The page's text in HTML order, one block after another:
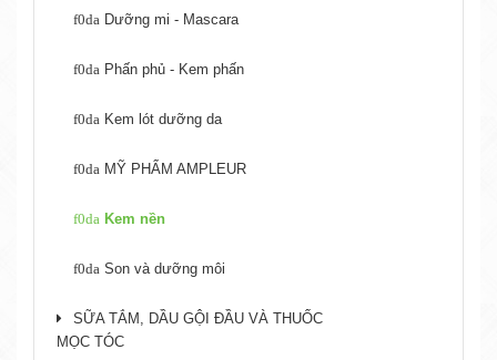
Dưỡng mi - Mascara
Phấn phủ - Kem phấn
Kem lót dưỡng da
MỸ PHẨM AMPLEUR
Kem nền
Son và dưỡng môi
SỮA TẮM, DẦU GỘI ĐẦU VÀ THUỐC
MỌC TÓC